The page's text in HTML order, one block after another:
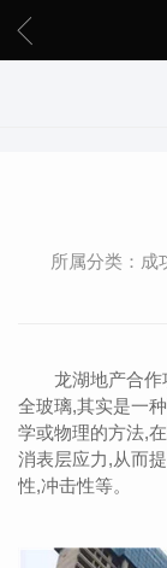
所属分类：
龙湖地产合作
全玻璃,其实是一
学或物理的方法,
消表层应力,从而
性,冲击性等。